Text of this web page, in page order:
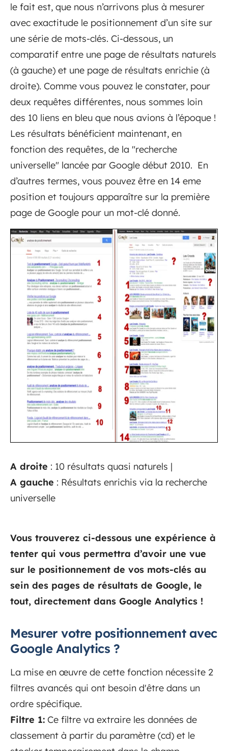
le fait est, que nous n’arrivons plus à mesurer
avec exactitude le positionnement d’un site sur
une série de mots-clés. Ci-dessous, un
comparatif entre une page de résultats naturels
(à gauche) et une page de résultats enrichie (à
droite). Comme vous pouvez le constater, pour
deux requêtes différentes, nous sommes loin
des 10 liens en bleu que nous avions à l’époque !
Les résultats bénéficient maintenant, en
fonction des requêtes, de la "recherche
universelle" lancée par Google début 2010. En
d’autres termes, vous pouvez être en 14 eme
position et toujours apparaître sur la première
page de Google pour un mot-clé donné.
A droite : 10 résultats quasi naturels |
A gauche : Résultats enrichis via la recherche
universelle
Vous trouverez ci-dessous une expérience à
tenter qui vous permettra d’avoir une vue
sur le positionnement de vos mots-clés au
sein des pages de résultats de Google, le
tout, directement dans Google Analytics !
Mesurer votre positionnement avec
Google Analytics ?
La mise en œuvre de cette fonction nécessite 2
filtres avancés qui ont besoin d'être dans un
ordre spécifique.
Filtre 1: Ce filtre va extraire les données de
classement à partir du paramètre (cd) et le